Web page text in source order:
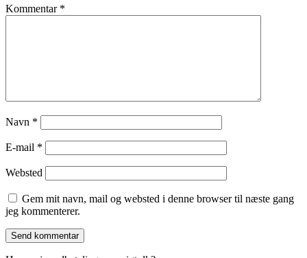
Kommentar *
Navn *
E-mail *
Websted
Gem mit navn, mail og websted i denne browser til næste gang
jeg kommenterer.